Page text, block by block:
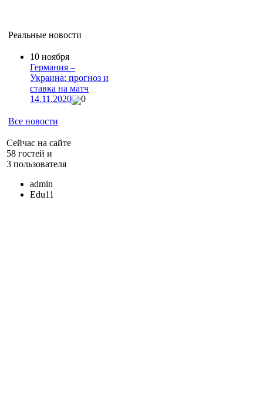
Реальные новости
10 ноября
Германия –
Украина: прогноз и
ставка на матч
14.11.2020
0
Все новости
Сейчас на сайте
58 гостей и
3 пользователя
admin
Edu11